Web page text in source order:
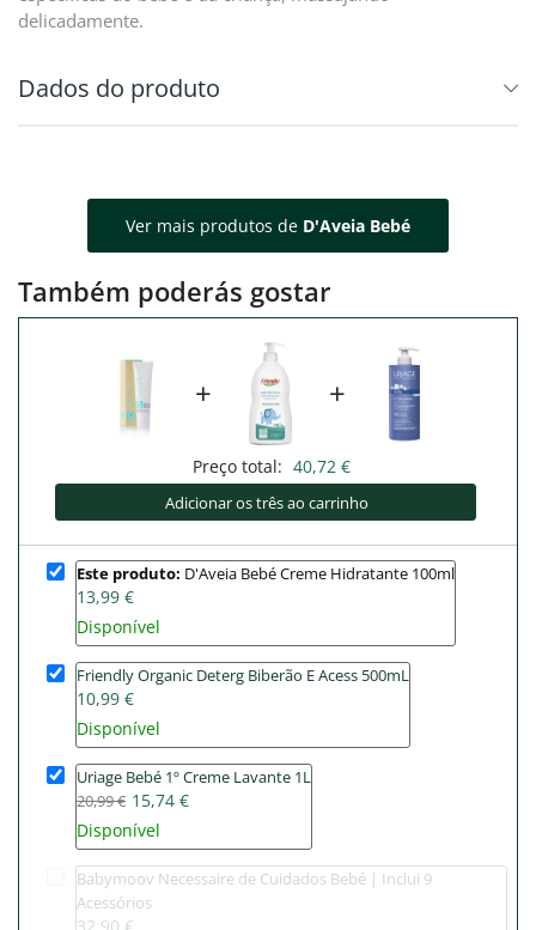
delicadamente.
Dados do produto
Ver mais produtos de D'Aveia Bebé
Também poderás gostar
+ +
Preço total: 40,72 €
Adicionar os três ao carrinho
Este produto: D'Aveia Bebé Creme Hidratante 100ml
13,99 €
Disponível
Friendly Organic Deterg Biberão E Acess 500mL
10,99 €
Disponível
Uriage Bebé 1º Creme Lavante 1L
20,99 € 15,74 €
Disponível
Babymoov Necessaire de Cuidados Bebé | Inclui 9
Acessórios